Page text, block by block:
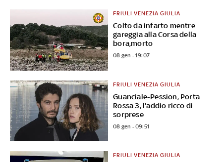
Colto da infarto mentre
gareggia alla Corsa della
bora,morto
FRIULI VENEZIA GIULIA
08 gen - 19:07
Guanciale-Pession, Porta
Rossa 3, l'addio ricco di
sorprese
FRIULI VENEZIA GIULIA
08 gen - 09:51
FRIULI VENEZIA GIULIA